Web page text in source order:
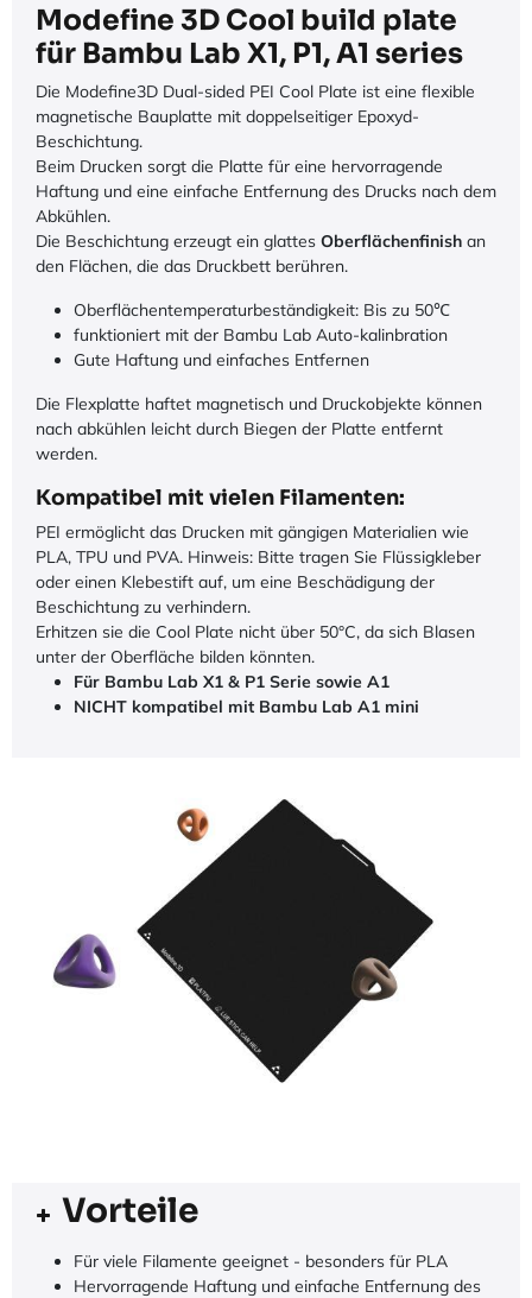
Modefine 3D Cool build plate
für Bambu Lab X1, P1, A1 series
Die Modefine3D Dual-sided PEI Cool Plate ist eine flexible
magnetische Bauplatte mit doppelseitiger Epoxyd-
Beschichtung.
Beim Drucken sorgt die Platte für eine hervorragende
Haftung und eine einfache Entfernung des Drucks nach dem
Abkühlen.
Die Beschichtung erzeugt ein glattes Oberflächenfinish an
den Flächen, die das Druckbett berühren.
Oberflächentemperaturbeständigkeit: Bis zu 50℃
funktioniert mit der Bambu Lab Auto-kalinbration
Gute Haftung und einfaches Entfernen
Die Flexplatte haftet magnetisch und Druckobjekte können
nach abkühlen leicht durch Biegen der Platte entfernt
werden.
Kompatibel mit vielen Filamenten:
PEI ermöglicht das Drucken mit gängigen Materialien wie
PLA, TPU und PVA. Hinweis: Bitte tragen Sie Flüssigkleber
oder einen Klebestift auf, um eine Beschädigung der
Beschichtung zu verhindern.
Erhitzen sie die Cool Plate nicht über 50°C, da sich Blasen
unter der Oberfläche bilden könnten.
Für Bambu Lab X1 & P1 Serie sowie A1
NICHT kompatibel mit Bambu Lab A1 mini
Vorteile
Für viele Filamente geeignet - besonders für PLA
Hervorragende Haftung und einfache Entfernung des